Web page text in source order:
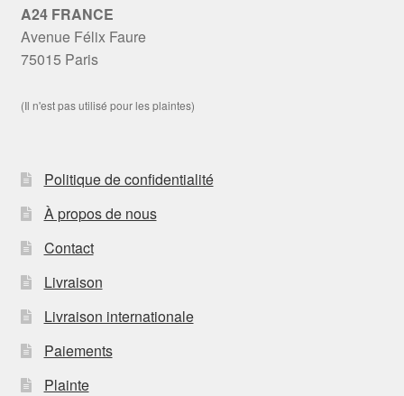
A24 FRANCE
Avenue Félix Faure
75015 Paris
(Il n'est pas utilisé pour les plaintes)
Politique de confidentialité
À propos de nous
Contact
Livraison
Livraison internationale
Paiements
Plainte